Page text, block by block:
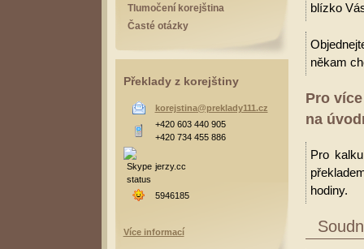
blízko
někam
Pro
na
Pro
hodiny.
Tlumočení korejština
Časté otázky
Překlady z korejštiny
korejstina@preklady111.cz
+420 603 440 905
+420 734 455 886
jerzy.cc
5946185
Více informací